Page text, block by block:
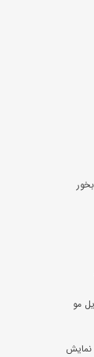
مو